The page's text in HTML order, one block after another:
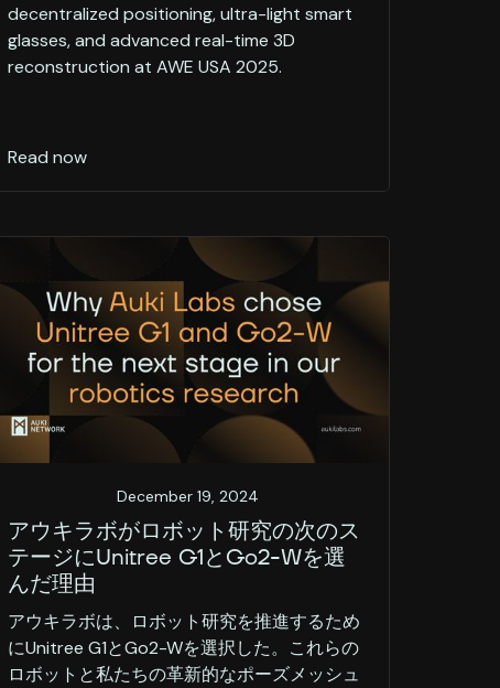
decentralized positioning, ultra-light smart
glasses, and advanced real-time 3D
reconstruction at AWE USA 2025.
Read now
December 19, 2024
アウキラボがロボット研究の次のス
テージにUnitree G1とGo2-Wを選
んだ理由
アウキラボは、ロボット研究を推進するため
にUnitree G1とGo2-Wを選択した。これらの
ロボットと私たちの革新的なポーズメッシュ